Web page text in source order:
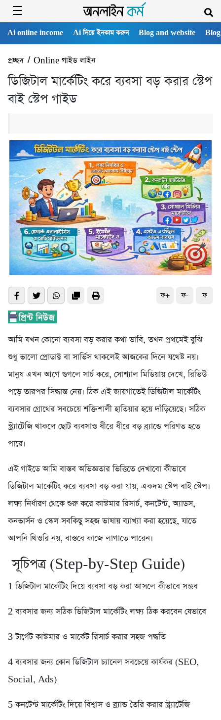
Ai online income Ai দিয়ে ইনকাম করুন Blog and website
প্রচ্ছদ/ Online গাইড লাইন
ডিজিটাল মার্কেটিং করে ব্যবসা বড় করার স্টেপ
বাই স্টেপ গাইড
ফ+ ফ- ফ
আমি যখন কোনো ব্যবসা বড় করার কথা ভাবি, তখন প্রথমেই বুঝি
শুধু ভালো প্রোডাক্ট বা সার্ভিস থাকলেই আজকের দিনে যথেষ্ট নয়।
মানুষ এখন আগে গুগলে সার্চ করে, সোশ্যাল মিডিয়ায় দেখে, রিভিউ
পড়ে তারপর সিদ্ধান্ত নেয়। ঠিক এই জায়গাতেই ডিজিটাল মার্কেটিং
ব্যবসার গ্রোথের সবচেয়ে শক্তিশালী হাতিয়ার হয়ে দাঁড়িয়েছে। সঠিক
স্ট্র্যাটেজি থাকলে ছোট ব্যবসাও ধীরে ধীরে বড় ব্র্যান্ডে পরিণত হতে
পারে।
এই গাইডে আমি বাস্তব অভিজ্ঞতার ভিত্তিতে দেখাবো কীভাবে
ডিজিটাল মার্কেটিং করে ব্যবসা বড় করা যায়, একদম স্টেপ বাই স্টেপ।
লক্ষ্য নির্ধারণ থেকে শুরু করে কাস্টমার রিসার্চ, কনটেন্ট, অ্যাডস,
কনভার্সন ও স্কেল সবকিছু সহজ ভাষায় ব্যাখ্যা করা হয়েছে, যাতে
আপনি থিওরি নয়, বাস্তবে কাজে লাগাতে পারেন।
সূচিপত্র (Step-by-Step Guide)
1️ ডিজিটাল মার্কেটিং দিয়ে ব্যবসা বড় করা আসলে কীভাবে সম্ভব
2️ ব্যবসার জন্য সঠিক ডিজিটাল মার্কেটিং লক্ষ্য ঠিক করবেন যেভাবে
3️ টার্গেট কাস্টমার ও মার্কেট রিসার্চ করার সহজ পদ্ধতি
4️ ব্যবসার জন্য কোন ডিজিটাল চ্যানেল সবচেয়ে কার্যকর (SEO,
Social, Ads)
5️ কনটেন্ট মার্কেটিং দিয়ে বিশ্বাস ও ব্র্যান্ড তৈরি করার স্ট্র্যাটেজি